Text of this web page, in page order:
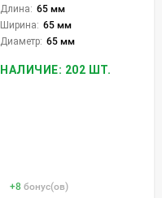
Длина: 65 мм
Ширина: 65 мм
Диаметр: 65 мм
НАЛИЧИЕ: 202 ШТ.
+8 бонус(ов)